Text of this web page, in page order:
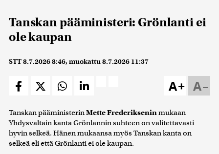
Tanskan pääministeri: Grönlanti ei
ole kaupan
STT8.7.2026 8:46, muokattu8.7.2026 11:37
A–
A+
Tanskan pääministerinMette Frederikseninmukaan
Yhdysvaltain kanta Grönlannin suhteen on valitettavasti
hyvin selkeä. Hänen mukaansa myös Tanskan kanta on
selkeä eli että Grönlanti ei ole kaupan.